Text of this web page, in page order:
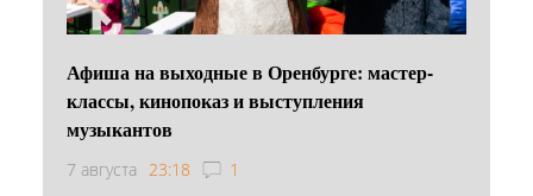
Афиша на выходные в Оренбурге: мастер-
классы, кинопоказ и выступления
музыкантов
7 августа 23:18 1